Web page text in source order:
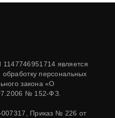
является
персональных
закона «О
№ 152-ФЗ.
Приказ № 226 от